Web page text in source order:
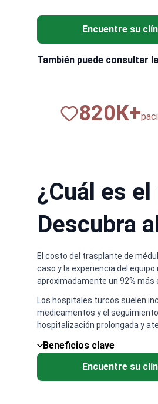
Encuentre su
También puede consultar
820К+
¿Cuál es
Descubra
El costo del trasplante de
caso y la experiencia del
aproximadamente un 92% más
Los hospitales turcos suelen
medicamentos y el
hospitalización prolongada y
Beneficios clave
Encuentre su